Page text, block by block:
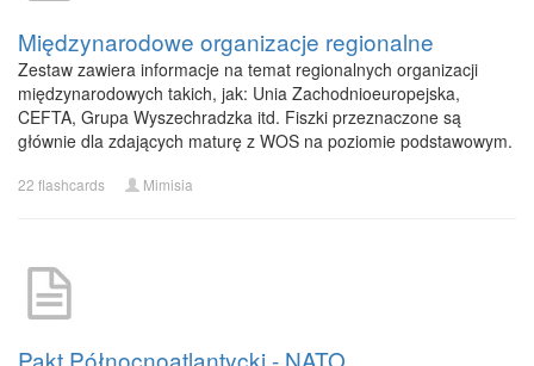
Międzynarodowe organizacje regionalne
Zestaw zawiera informacje na temat regionalnych organizacji
międzynarodowych takich, jak: Unia Zachodnioeuropejska,
CEFTA, Grupa Wyszechradzka itd. Fiszki przeznaczone są
głównie dla zdających maturę z WOS na poziomie podstawowym.
22 flashcards Mimisia
Pakt Północnoatlantycki - NATO